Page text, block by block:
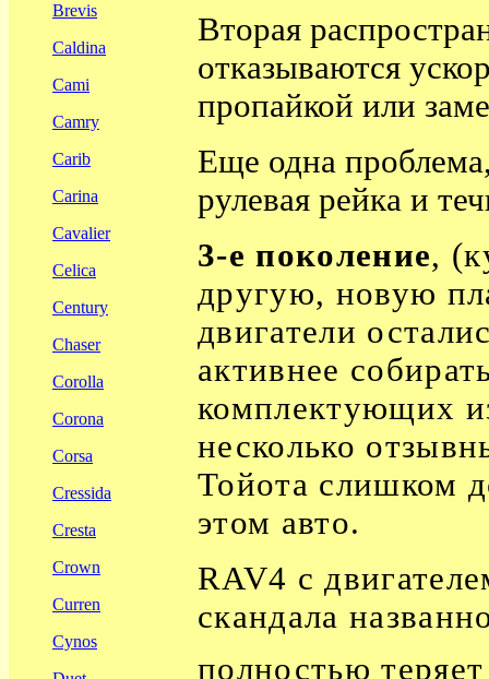
Brevis
Caldina
Cami
Camry
Carib
Carina
Cavalier
Celica
Century
Chaser
Corolla
Corona
Corsa
Cressida
Cresta
Crown
Curren
Cynos
Вторая
отказываются
пропайкой или
Еще одна
рулевая рейка и
3-е поколение,
другую, новую
двигатели
активнее
комплектующих
несколько
Тойота слишком
этом авто.
RAV4 c
скандала
полностью